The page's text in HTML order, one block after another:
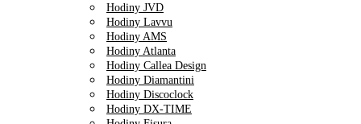
Hodiny JVD
Hodiny Lavvu
Hodiny AMS
Hodiny Atlanta
Hodiny Callea Design
Hodiny Diamantini
Hodiny Discoclock
Hodiny DX-TIME